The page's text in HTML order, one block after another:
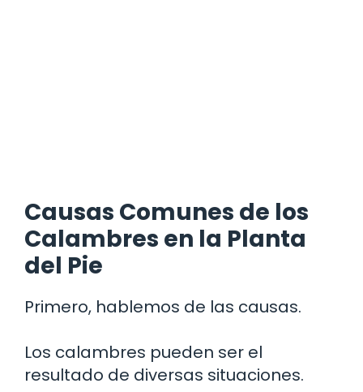
Causas Comunes de los
Calambres en la Planta
del Pie
Primero, hablemos de las causas.
Los calambres pueden ser el
resultado de diversas situaciones.